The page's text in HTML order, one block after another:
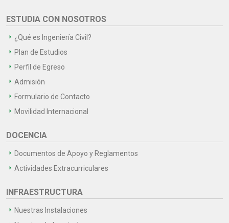
ESTUDIA CON NOSOTROS
¿Qué es Ingeniería Civil?
Plan de Estudios
Perfil de Egreso
Admisión
Formulario de Contacto
Movilidad Internacional
DOCENCIA
Documentos de Apoyo y Reglamentos
Actividades Extracurriculares
INFRAESTRUCTURA
Nuestras Instalaciones